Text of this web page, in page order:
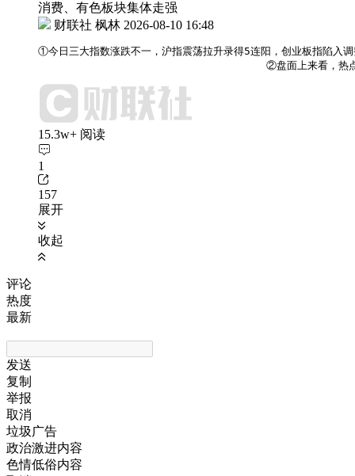
消费、有色板块集体走强
财联社 枫林 2026-08-10 16:48
①今日三大指数涨跌不一，沪指震荡拉升录得5连阳，创业板指陷入
②盘面上来看，热点呈
15.3w+ 阅读
1
157
展开
收起
评论
热度
最新
发送
复制
举报
取消
垃圾广告
政治激进内容
色情低俗内容